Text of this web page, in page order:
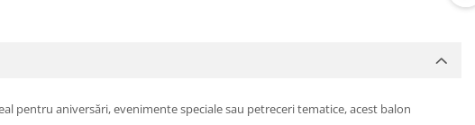
pentru aniversări, evenimente speciale sau petreceri tematice, acest balon